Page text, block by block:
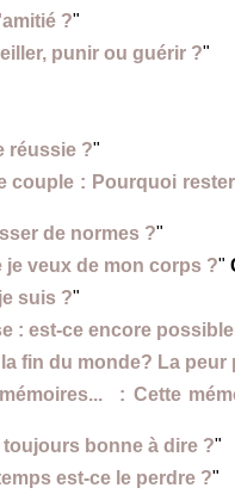
?"
punir ou guérir ?"
réussie ?"
couple : Pourquoi
de normes ?"
je veux de mon corps ?"
suis ?"
: est-ce encore
fin du monde? La
mémoires... : Cette
toujours bonne à dire ?"
est-ce le perdre ?"